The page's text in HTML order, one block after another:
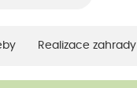
Realizace zahrady